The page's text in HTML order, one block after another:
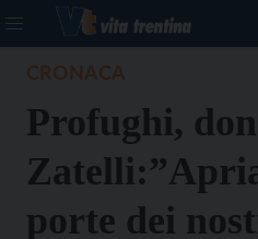
Profughi,
porte dei